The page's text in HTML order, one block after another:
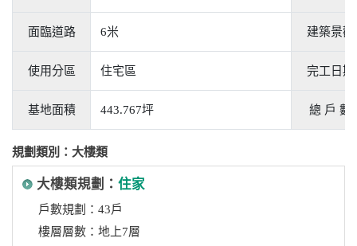
面臨道路 6米 建築景觀
使用分區 住宅區 完工日期
基地面積 443.767坪 總 戶 數
規劃類別：大樓類
大樓類規劃： 住家
戶數規劃：43戶
樓層層數：地上7層